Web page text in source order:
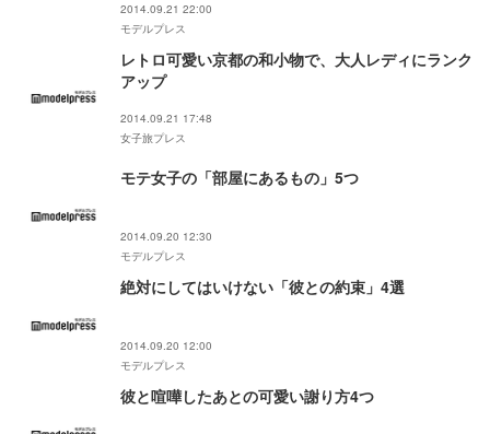
2014.09.21 22:00
モデルプレス
レトロ可愛い京都の和小物で、大人レディにランク
アップ
2014.09.21 17:48
女子旅プレス
モテ女子の「部屋にあるもの」5つ
2014.09.20 12:30
モデルプレス
絶対にしてはいけない「彼との約束」4選
2014.09.20 12:00
モデルプレス
彼と喧嘩したあとの可愛い謝り方4つ